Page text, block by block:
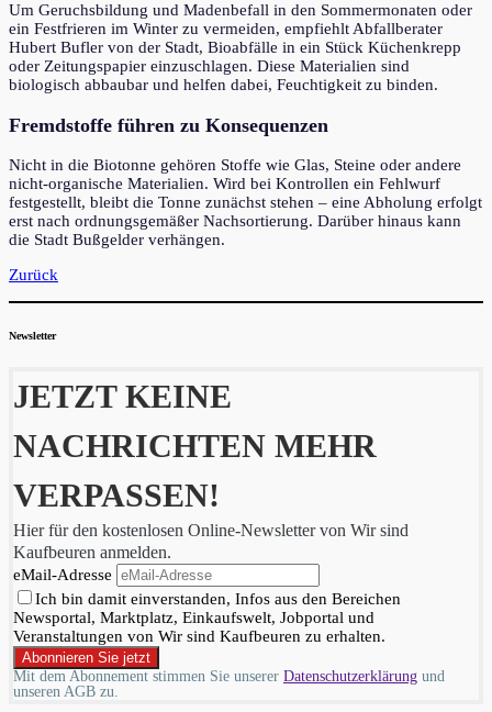
Um Geruchsbildung und Madenbefall in den Sommermonaten oder
ein Festfrieren im Winter zu vermeiden, empfiehlt Abfallberater
Hubert Bufler von der Stadt, Bioabfälle in ein Stück Küchenkrepp
oder Zeitungspapier einzuschlagen. Diese Materialien sind
biologisch abbaubar und helfen dabei, Feuchtigkeit zu binden.
Fremdstoffe führen zu Konsequenzen
Nicht in die Biotonne gehören Stoffe wie Glas, Steine oder andere
nicht-organische Materialien. Wird bei Kontrollen ein Fehlwurf
festgestellt, bleibt die Tonne zunächst stehen – eine Abholung erfolgt
erst nach ordnungsgemäßer Nachsortierung. Darüber hinaus kann
die Stadt Bußgelder verhängen.
Zurück
Newsletter
JETZT KEINE
NACHRICHTEN MEHR
VERPASSEN!
Hier für den kostenlosen Online-Newsletter von Wir sind
Kaufbeuren anmelden.
eMail-Adresse
Ich bin damit einverstanden, Infos aus den Bereichen
Newsportal, Marktplatz, Einkaufswelt, Jobportal und
Veranstaltungen von Wir sind Kaufbeuren zu erhalten.
Mit dem Abonnement stimmen Sie unserer Datenschutzerklärung und
unseren AGB zu.